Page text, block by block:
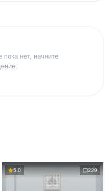
пока нет, начните
5.0 229